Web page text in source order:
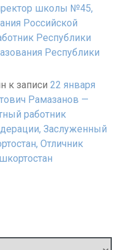
школы №45,
Российской
Республики
Республики
к записи 22 января
Рамазанов —
работник
Заслуженный
Отличник